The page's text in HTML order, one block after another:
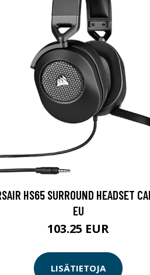
HS65 SURROUND HEADSET
EU
103.25 EUR
LISÄTIETOJA